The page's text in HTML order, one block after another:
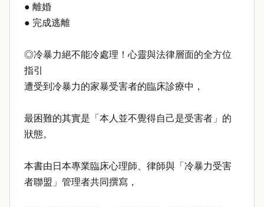
● 離婚
● 完成逃離
◎冷暴力絕不能冷處理！心靈與法律層面的全方位
指引
遭受到冷暴力的家暴受害者的臨床診療中，
最困難的其實是「本人並不覺得自己是受害者」的
狀態。
本書由日本專業臨床心理師、律師與「冷暴力受害
者聯盟」管理者共同撰寫，